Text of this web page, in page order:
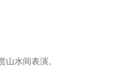
山水间表演。